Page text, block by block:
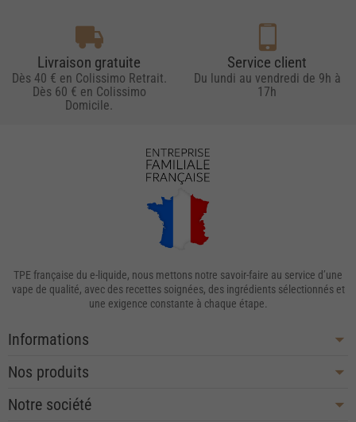
Livraison gratuite
Dès 40 € en Colissimo Retrait.
Dès 60 € en Colissimo
Domicile.
Service client
Du lundi au vendredi de 9h à
17h
TPE française du e-liquide, nous mettons notre savoir-faire au service d’une
vape de qualité, avec des recettes soignées, des ingrédients sélectionnés et
une exigence constante à chaque étape.
Informations
Nos produits
Notre société